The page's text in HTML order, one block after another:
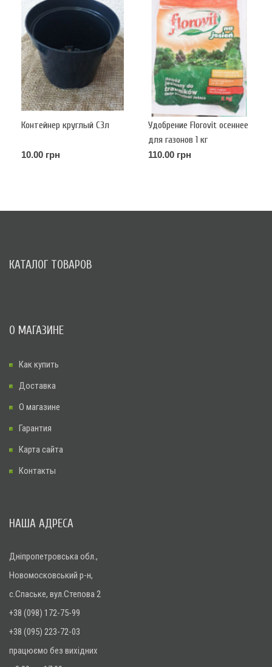
Контейнер круглый С3л
10.00 грн
Удобрение Florovit осеннее
для газонов 1 кг
110.00 грн
КАТАЛОГ ТОВАРОВ
О МАГАЗИНЕ
Как купить
Доставка
О магазине
Гарантия
Карта сайта
Контакты
НАША АДРЕСА
Дніпропетровська обл.,
Новомосковський р-н,
с.Спаське, вул.Степова 2
+38 (098) 172-75-99
+38 (095) 223-72-03
працюємо без вихідних